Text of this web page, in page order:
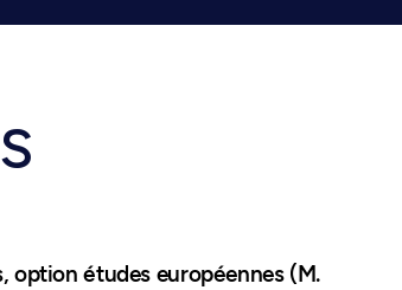
option études européennes (M.